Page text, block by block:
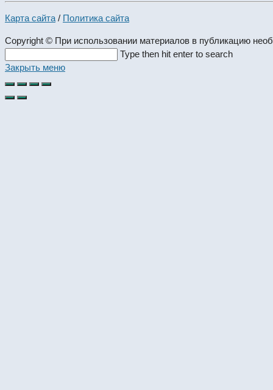
Карта сайта/ Политика сайта
Copyright © При использовании материалов в публикацию
this
website
Type then hit enter to search
Закрыть меню